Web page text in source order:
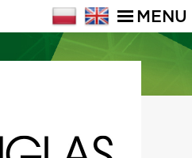
MENU